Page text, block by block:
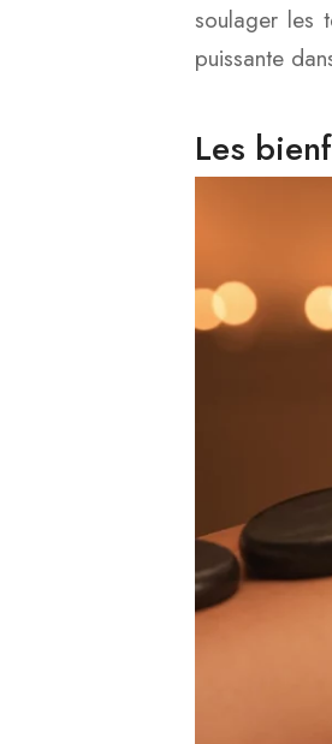
soulager les
puissante
Les